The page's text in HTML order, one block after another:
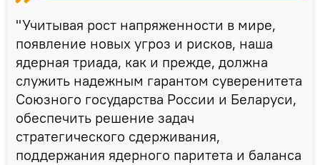
"Учитывая рост напряженности в мире,
появление новых угроз и рисков, наша
ядерная триада, как и прежде, должна
служить надежным гарантом суверенитета
Союзного государства России и Беларуси,
обеспечить решение задач
стратегического сдерживания,
поддержания ядерного паритета и баланса